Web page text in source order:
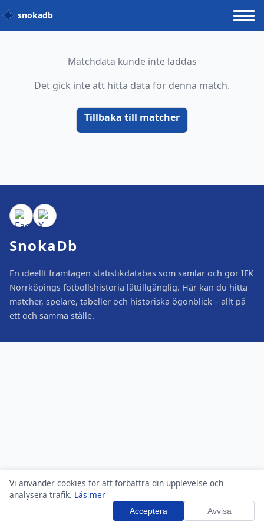
Vi använder cookies för att förbättra din upplevelse och
analysera trafik. Läs mer
Acceptera Avvisa
snokadb
Matchdata kunde inte laddas
Det gick inte att hitta data för denna match.
Tillbaka till matcher
SnokaDb
En ideellt framtagen statistikdatabas som samlar och gör IFK
Norrköpings fotbollshistoria lättillgänglig. Här kan du hitta
matcher, spelare, tabeller och historiska ögonblick – allt på
ett och samma ställe.